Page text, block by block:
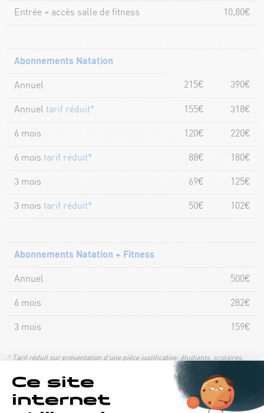
Entrée + accès salle de fitness 10,80€
Abonnements Natation
Annuel 215€ 390€
Annuel tarif réduit* 155€ 318€
6 mois 120€ 220€
6 mois tarif réduit* 88€ 180€
3 mois 69€ 125€
3 mois tarif réduit* 50€ 102€
Abonnements Natation + Fitness
Annuel 500€
6 mois 282€
3 mois 159€
* Tarif réduit sur présentation d'une pièce justificative: étudiants, scolaires,
carte jeune, LASEP, LASEL, seniors (60+), personnes à mobilité réduite,
groupes à partir de 16 personnes.
jusque 17 ans inclus